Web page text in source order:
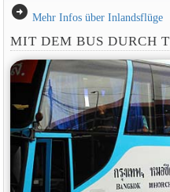
arrow_circle_right Mehr Infos über Inlandsflüge
MIT DEM BUS DURCH